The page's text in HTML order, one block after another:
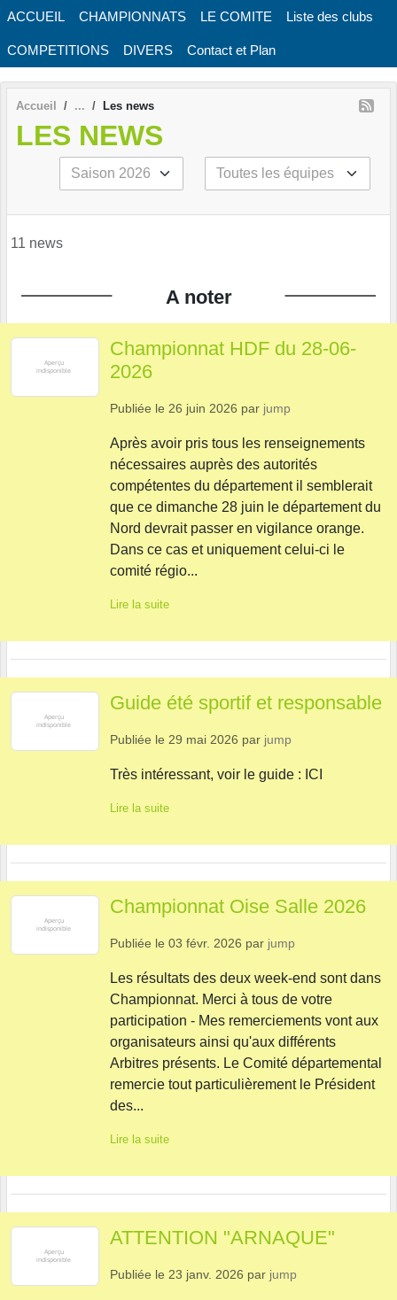
ACCUEIL CHAMPIONNATS LE COMITE Liste des clubs
COMPETITIONS DIVERS Contact et Plan
Accueil Les news
LES NEWS
11 news
A noter
Championnat HDF du 28-06-
2026
Publiée le 26 juin 2026 par jump
Après avoir pris tous les renseignements
nécessaires auprès des autorités
compétentes du département il semblerait
que ce dimanche 28 juin le département du
Nord devrait passer en vigilance orange.
Dans ce cas et uniquement celui-ci le
comité régio...
Lire la suite
Guide été sportif et responsable
Publiée le 29 mai 2026 par jump
Très intéressant, voir le guide : ICI
Lire la suite
Championnat Oise Salle 2026
Publiée le 03 févr. 2026 par jump
Les résultats des deux week-end sont dans
Championnat. Merci à tous de votre
participation - Mes remerciements vont aux
organisateurs ainsi qu'aux différents
Arbitres présents. Le Comité départemental
remercie tout particulièrement le Président
des...
Lire la suite
ATTENTION "ARNAQUE"
Publiée le 23 janv. 2026 par jump
Panneau de gestion des cookies